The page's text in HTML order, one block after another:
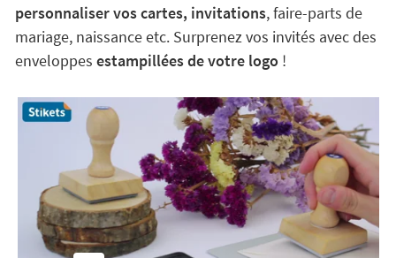
personnaliser vos cartes, invitations, faire-parts de
mariage, naissance etc. Surprenez vos invités avec des
enveloppes estampillées de votre logo!